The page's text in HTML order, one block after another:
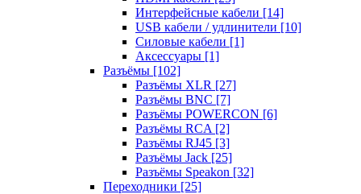
Интерфейсные кабели [14]
USB кабели / удлинители [10]
Силовые кабели [1]
Аксессуары [1]
Разъёмы [102]
Разъёмы XLR [27]
Разъёмы BNC [7]
Разъёмы POWERCON [6]
Разъёмы RCA [2]
Разъёмы RJ45 [3]
Разъёмы Jack [25]
Разъёмы Speakon [32]
Переходники [25]